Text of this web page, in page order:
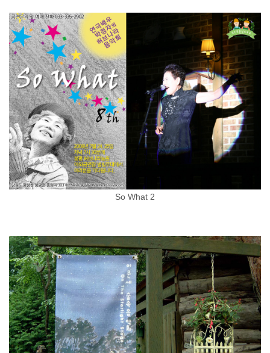
So What 2